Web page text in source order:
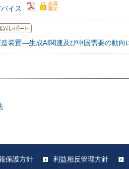
イス
造装置―生成AI関連及び中国需要の動
保護方針 利益相反管理方針